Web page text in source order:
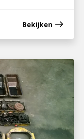
Bekijken east